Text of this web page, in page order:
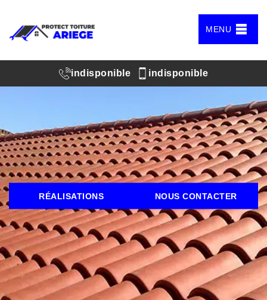
MENU
indisponible indisponible
RÉALISATIONS NOUS CONTACTER